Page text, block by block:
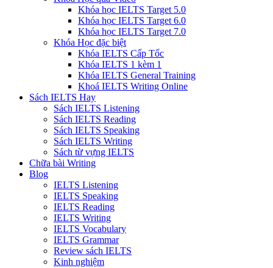
Khóa học IELTS Target 5.0
Khóa học IELTS Target 6.0
Khóa học IELTS Target 7.0
Khóa Học đặc biệt
Khóa IELTS Cấp Tốc
Khóa IELTS 1 kèm 1
Khóa IELTS General Training
Khoá IELTS Writing Online
Sách IELTS Hay
Sách IELTS Listening
Sách IELTS Reading
Sách IELTS Speaking
Sách IELTS Writing
Sách từ vựng IELTS
Chữa bài Writing
Blog
IELTS Listening
IELTS Speaking
IELTS Reading
IELTS Writing
IELTS Vocabulary
IELTS Grammar
Review sách IELTS
Kinh nghiệm